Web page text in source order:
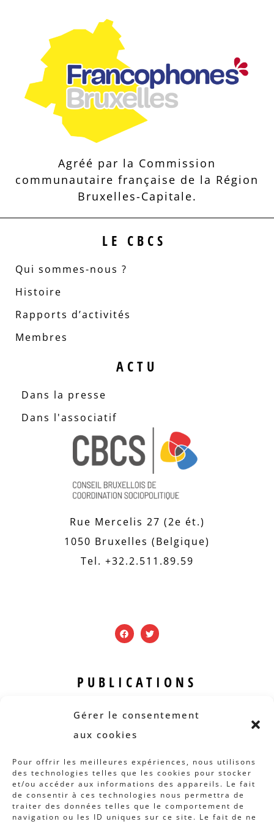
Gérer le consentement
aux cookies
Pour offrir les meilleures expériences, nous utilisons
des technologies telles que les cookies pour stocker
et/ou accéder aux informations des appareils. Le fait
de consentir à ces technologies nous permettra de
traiter des données telles que le comportement de
navigation ou les ID uniques sur ce site. Le fait de ne
Agréé par la Commission
communautaire française de la Région
Bruxelles-Capitale.
LE CBCS
Qui sommes-nous ?
Histoire
Rapports d’activités
Membres
ACTU
Dans la presse
Dans l'associatif
Rue Mercelis 27 (2e ét.)
1050 Bruxelles (Belgique)
Tel. +32.2.511.89.59
PUBLICATIONS
Revue B.I.S.
Rapports et analyses
Articles
AUTRES INFOS
Actions